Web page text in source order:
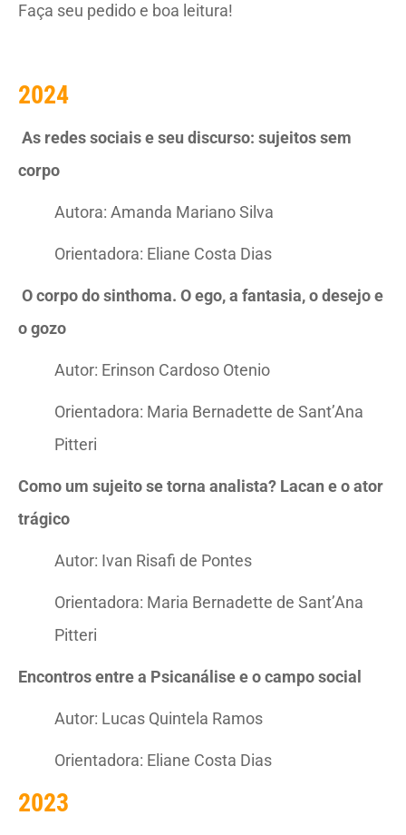
Faça seu pedido e boa leitura!
2024
As redes sociais e seu discurso: sujeitos sem
corpo
Autora: Amanda Mariano Silva
Orientadora: Eliane Costa Dias
O corpo do sinthoma. O ego, a fantasia, o desejo e
o gozo
Autor: Erinson Cardoso Otenio
Orientadora: Maria Bernadette de Sant’Ana
Pitteri
Como um sujeito se torna analista? Lacan e o ator
trágico
Autor: Ivan Risafi de Pontes
Orientadora: Maria Bernadette de Sant’Ana
Pitteri
Encontros entre a Psicanálise e o campo social
Autor: Lucas Quintela Ramos
Orientadora: Eliane Costa Dias
2023